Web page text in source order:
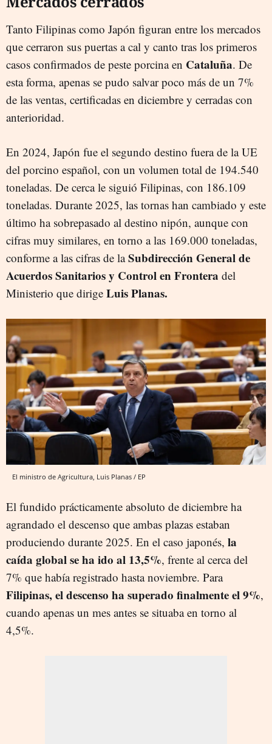
Tanto Filipinas como Japón figuran entre los mercados
que cerraron sus puertas a cal y canto tras los primeros
casos confirmados de peste porcina en Cataluña. De
esta forma, apenas se pudo salvar poco más de un 7%
de las ventas, certificadas en diciembre y cerradas con
anterioridad.
En 2024, Japón fue el segundo destino fuera de la UE
del porcino español, con un volumen total de 194.540
toneladas. De cerca le siguió Filipinas, con 186.109
toneladas. Durante 2025, las tornas han cambiado y este
último ha sobrepasado al destino nipón, aunque con
cifras muy similares, en torno a las 169.000 toneladas,
conforme a las cifras de laSubdirección General de
Acuerdos Sanitarios y Control en Frontera del
Ministerio que dirige Luis Planas.
El ministro de Agricultura, Luis Planas / EP
El fundido prácticamente absoluto de diciembre ha
agrandado el descenso que ambas plazas estaban
produciendo durante 2025. En el caso japonés, la
caída global se ha ido al 13,5%, frente al cerca del
7% que había registrado hasta noviembre. Para
Filipinas, el descenso ha superado finalmente el 9%,
cuando apenas un mes antes se situaba en torno al
4,5%.